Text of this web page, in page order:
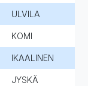
ULVILA
KOMI
IKAALINEN
JYSKÄ